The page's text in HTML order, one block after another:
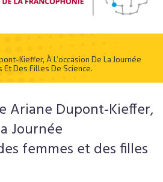
Kieffer, À L’occasion De La Journée
Des Filles De Science.
Ariane Dupont-Kieffer,
Journée
femmes et des filles